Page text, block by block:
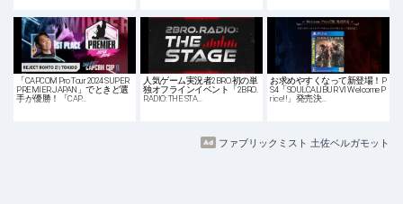
「CAPCOM Pro Tour 2024 SUPER
PREMIER JAPAN」でときど選
手が優勝！「CAP…
人気ゲーム実況者2BRO.初の単
独オフラインイベント「2BRO.
RADIO: THE STA…
お求めやすくなって新登場！P
S4「SOULCALIBUR VI Welcome P
rice!!」発売決…
ファブリックミスト 土佐ベルガモット